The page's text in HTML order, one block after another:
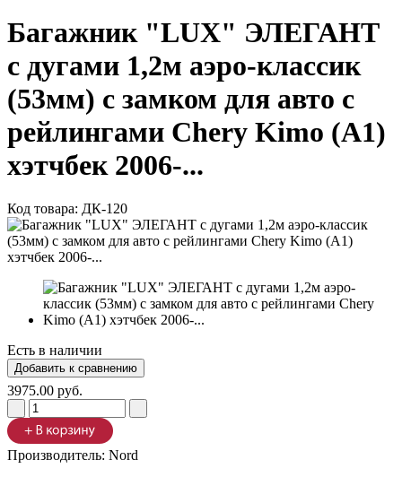
Багажник "LUX" ЭЛЕГАНТ
с дугами 1,2м аэро-классик
(53мм) с замком для авто с
рейлингами Chery Kimo (A1)
хэтчбек 2006-...
Код товара: ДК-120
Есть в наличии
3975.00 руб.
Производитель: Nord